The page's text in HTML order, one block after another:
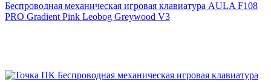
Беспроводная механическая игровая клавиатура AULA F108
PRO Gradient Pink Leobog Greywood V3